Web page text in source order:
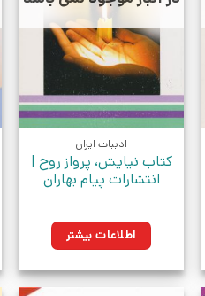
ادبیات ایران
کتاب نیایش، پرواز روح |
انتشارات پیام بهاران
اطلاعات بیشتر